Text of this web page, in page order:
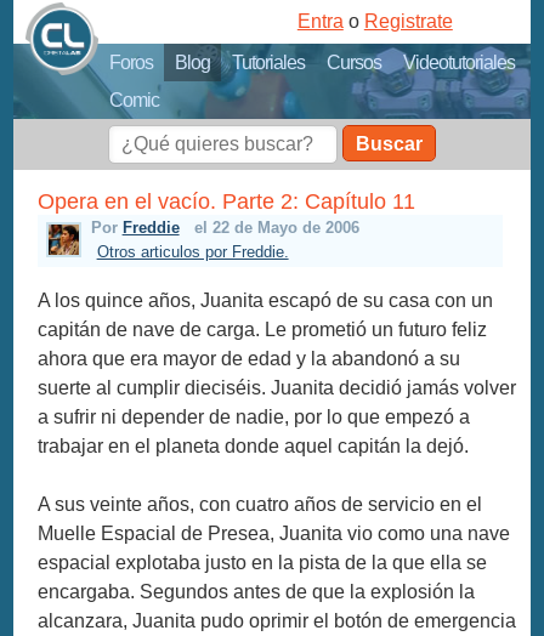
Foros Blog Tutoriales Cursos
Videotutoriales
Comic
Entra o Registrate
Buscar
Opera en el vacío. Parte 2: Capítulo 11
Por Freddie
el 22 de Mayo de 2006
Otros articulos por Freddie.
A los quince años, Juanita escapó de su casa con un
capitán de nave de carga. Le prometió un futuro feliz
ahora que era mayor de edad y la abandonó a su
suerte al cumplir dieciséis. Juanita decidió jamás volver
a sufrir ni depender de nadie, por lo que empezó a
trabajar en el planeta donde aquel capitán la dejó.
A sus veinte años, con cuatro años de servicio en el
Muelle Espacial de Presea, Juanita vio como una nave
espacial explotaba justo en la pista de la que ella se
encargaba. Segundos antes de que la explosión la
alcanzara, Juanita pudo oprimir el botón de emergencia